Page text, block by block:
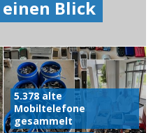
Blick
5.378 alte
Mobiltelefone
gesammelt